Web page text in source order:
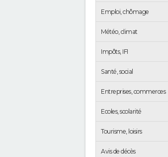
Emploi, chômage
Météo, climat
Impôts, IFI
Santé, social
Entreprises, commerces
Ecoles, scolarité
Tourisme, loisirs
Avis de décès